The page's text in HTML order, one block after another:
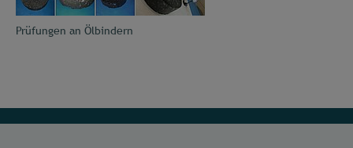
Prüfungen an Ölbindern